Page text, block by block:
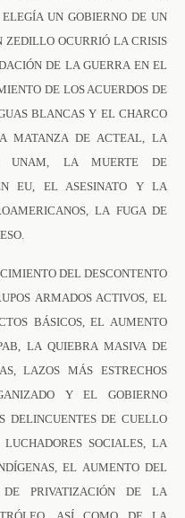
UN GOBIERNO DE UN
ZEDILLO OCURRIÓ LA CRISIS
DE LA GUERRA EN EL
DE LOS ACUERDOS DE
BLANCAS Y EL CHARCO
MATANZA DE ACTEAL, LA
LA MUERTE DE
EU, EL ASESINATO Y LA
LA FUGA DE
DEL DESCONTENTO
ARMADOS ACTIVOS, EL
BÁSICOS, EL AUMENTO
LA QUIEBRA MASIVA DE
LAZOS MÁS ESTRECHOS
Y EL GOBIERNO
DELINCUENTES DE CUELLO
SOCIALES, LA
EL AUMENTO DEL
DE PRIVATIZACIÓN DE LA